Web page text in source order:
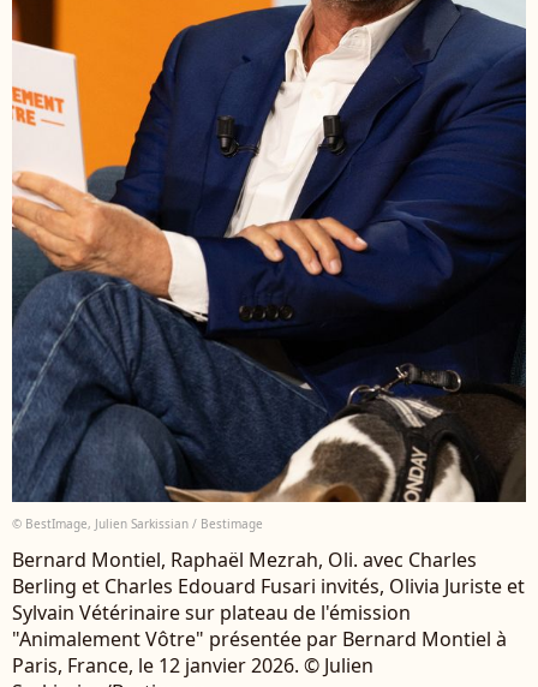
© BestImage, Julien Sarkissian / Bestimage
Bernard Montiel, Raphaël Mezrah, Oli. avec Charles
Berling et Charles Edouard Fusari invités, Olivia Juriste et
Sylvain Vétérinaire sur plateau de l'émission
"Animalement Vôtre" présentée par Bernard Montiel à
Paris, France, le 12 janvier 2026. © Julien